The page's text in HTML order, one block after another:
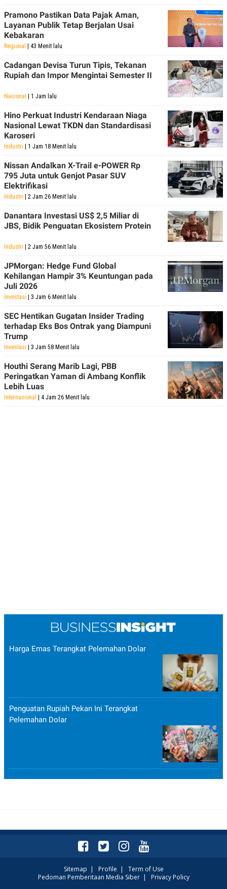
Pramono Pastikan Data Pajak Aman,
Layanan Publik Tetap Berjalan Usai
Kebakaran
Regional | 43 Menit lalu
Cadangan Devisa Turun Tipis, Tekanan
Rupiah dan Impor Mengintai Semester II
Nasional | 1 Jam lalu
Hino Perkuat Industri Kendaraan Niaga
Nasional Lewat TKDN dan Standardisasi
Karoseri
Industri | 1 Jam 18 Menit lalu
Nissan Andalkan X-Trail e-POWER Rp
795 Juta untuk Genjot Pasar SUV
Elektrifikasi
Industri | 2 Jam 26 Menit lalu
Danantara Investasi US$ 2,5 Miliar di
JBS, Bidik Penguatan Ekosistem Protein
Industri | 2 Jam 56 Menit lalu
JPMorgan: Hedge Fund Global
Kehilangan Hampir 3% Keuntungan pada
Juli 2026
Investasi | 3 Jam 6 Menit lalu
SEC Hentikan Gugatan Insider Trading
terhadap Eks Bos Ontrak yang Diampuni
Trump
Investasi | 3 Jam 58 Menit lalu
Houthi Serang Marib Lagi, PBB
Peringatkan Yaman di Ambang Konflik
Lebih Luas
Internasional | 4 Jam 26 Menit lalu
Harga Emas Terangkat Pelemahan Dolar
Penguatan Rupiah Pekan Ini Terangkat
Pelemahan Dolar
Sitemap | Profile | Term of Use
Pedoman Pemberitaan Media Siber| Privacy Policy